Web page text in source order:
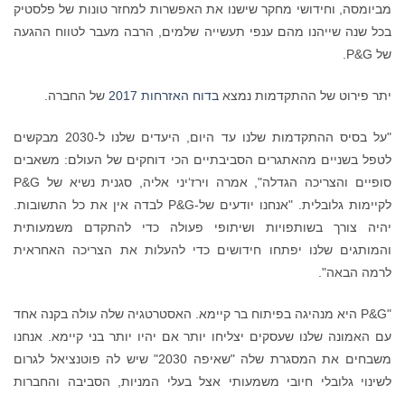
מביומסה, וחידושי מחקר שישנו את האפשרות למחזר טונות של פלסטיק
בכל שנה שייהנו מהם ענפי תעשייה שלמים, הרבה מעבר לטווח ההגעה
של P&G.
יתר פירוט של ההתקדמות נמצא בדוח האזרחות 2017 של החברה.
"על בסיס ההתקדמות שלנו עד היום, היעדים שלנו ל-2030 מבקשים
לטפל בשניים מהאתגרים הסביבתיים הכי דוחקים של העולם: משאבים
סופיים והצריכה הגדלה", אמרה וירז‘יני אליה, סגנית נשיא של P&G
לקיימות גלובלית. "אנחנו יודעים של-P&G לבדה אין את כל התשובות.
יהיה צורך בשותפויות ושיתופי פעולה כדי להתקדם משמעותית
והמותגים שלנו יפתחו חידושים כדי להעלות את הצריכה האחראית
לרמה הבאה".
"P&G היא מנהיגה בפיתוח בר קיימא. האסטרטגיה שלה עולה בקנה אחד
עם האמונה שלנו שעסקים יצליחו יותר אם יהיו יותר בני קיימא. אנחנו
משבחים את המסגרת שלה "שאיפה 2030" שיש לה פוטנציאל לגרום
לשינוי גלובלי חיובי משמעותי אצל בעלי המניות, הסביבה והחברות